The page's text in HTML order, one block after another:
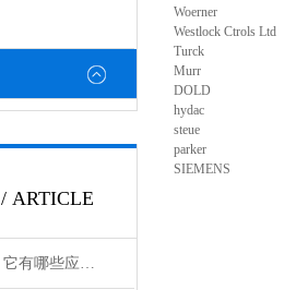
/ ARTICLE
穆尔电缆是什么？它有哪些应用领域？
Woerner
Westlock Ctrols Ltd
Turck
Murr
DOLD
hydac
steue
parker
SIEMENS